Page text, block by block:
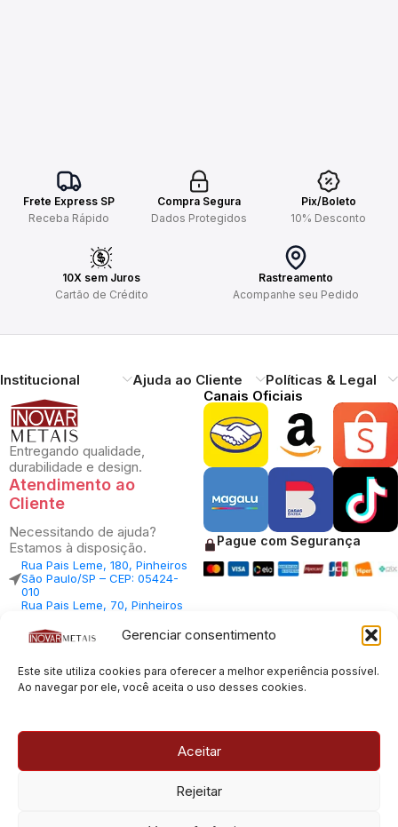
Gerenciar consentimento
Este site utiliza cookies para oferecer a melhor experiência possível.
Ao navegar por ele, você aceita o uso desses cookies.
Aceitar
Rejeitar
Frete Express SP
Receba Rápido
Compra Segura
Dados Protegidos
Pix/Boleto
10% Desconto
10X sem Juros
Cartão de Crédito
Rastreamento
Acompanhe seu Pedido
Institucional Ajuda ao Cliente Políticas & Legal
Entregando qualidade,
durabilidade e design.
Atendimento ao
Cliente
Necessitando de ajuda?
Estamos à disposição.
Rua Pais Leme, 180, Pinheiros
São Paulo/SP – CEP: 05424-
010
Rua Pais Leme, 70, Pinheiros
010
Central Vendas: (11) 98812-
Central Atendimento: (11)
94535-7237
Canais Oficiais
Pague com Segurança
© 2013 - 2026 |Inovar Metais| Todos os direitos reservados.
Desenvolvido porExperts Digitais